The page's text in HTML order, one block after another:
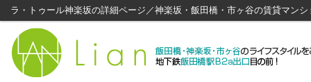
ラ・トゥール神楽坂の詳細ページ／神楽坂・飯田橋・市ヶ谷の賃貸マン